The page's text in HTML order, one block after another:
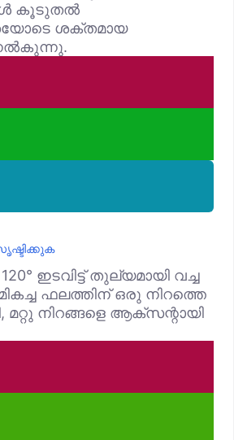
കൂടുതൽ
ശക്തമായ
ഇടവിട്ട് തുല്യമായി വച്ച
ഫലത്തിന് ഒരു നിറത്തെ
മറ്റു നിറങ്ങളെ ആക്‌സന്റായി